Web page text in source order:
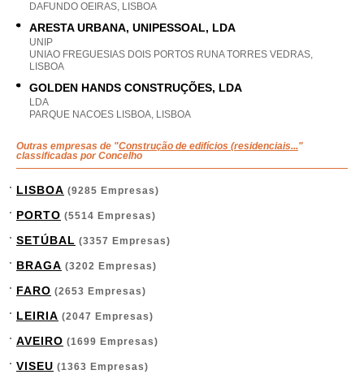
DAFUNDO OEIRAS, LISBOA
ARESTA URBANA, UNIPESSOAL, LDA
UNIP
UNIAO FREGUESIAS DOIS PORTOS RUNA TORRES VEDRAS,
LISBOA
GOLDEN HANDS CONSTRUÇÕES, LDA
LDA
PARQUE NACOES LISBOA, LISBOA
Outras empresas de "Construção de edifícios (residenciais..."
classificadas por Concelho
LISBOA (9285 Empresas)
PORTO (5514 Empresas)
SETÚBAL (3357 Empresas)
BRAGA (3202 Empresas)
FARO (2653 Empresas)
LEIRIA (2047 Empresas)
AVEIRO (1699 Empresas)
VISEU (1363 Empresas)